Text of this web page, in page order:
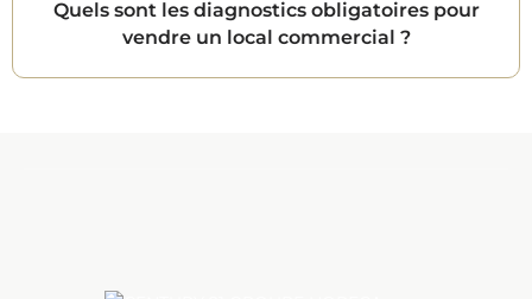
Quels sont les diagnostics obligatoires pour
vendre un local commercial ?